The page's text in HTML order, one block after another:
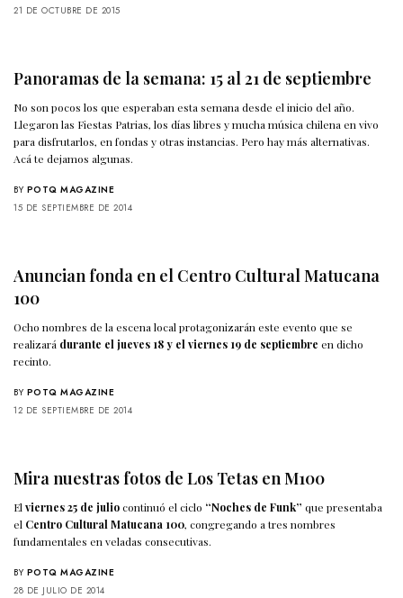
21 DE OCTUBRE DE 2015
Panoramas de la semana: 15 al 21 de septiembre
No son pocos los que esperaban esta semana desde el inicio del año.
Llegaron las Fiestas Patrias, los días libres y mucha música chilena en vivo
para disfrutarlos, en fondas y otras instancias. Pero hay más alternativas.
Acá te dejamos algunas.
BY POTQ MAGAZINE
15 DE SEPTIEMBRE DE 2014
Anuncian fonda en el Centro Cultural Matucana
100
Ocho nombres de la escena local protagonizarán este evento que se
realizará durante el jueves 18 y el viernes 19 de septiembre en dicho
recinto.
BY POTQ MAGAZINE
12 DE SEPTIEMBRE DE 2014
Mira nuestras fotos de Los Tetas en M100
Elviernes 25 de juliocontinuó el ciclo “Noches de Funk” que presentaba
el Centro Cultural Matucana 100, congregando a tres nombres
fundamentales en veladas consecutivas.
BY POTQ MAGAZINE
28 DE JULIO DE 2014